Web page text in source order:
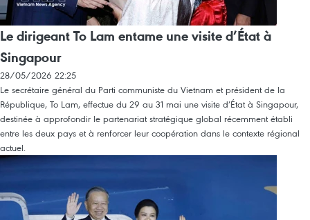
Le dirigeant To Lam entame une visite d’État à
Singapour
28/05/2026 22:25
Le secrétaire général du Parti communiste du Vietnam et président de la
République, To Lam, effectue du 29 au 31 mai une visite d’État à Singapour,
destinée à approfondir le partenariat stratégique global récemment établi
entre les deux pays et à renforcer leur coopération dans le contexte régional
actuel.